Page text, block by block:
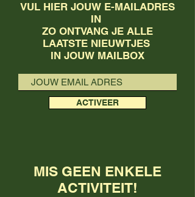
VUL HIER JOUW E-MAILADRES
IN
ZO ONTVANG JE ALLE
LAATSTE NIEUWTJES
IN JOUW MAILBOX
ACTIVEER
MIS GEEN ENKELE
ACTIVITEIT!